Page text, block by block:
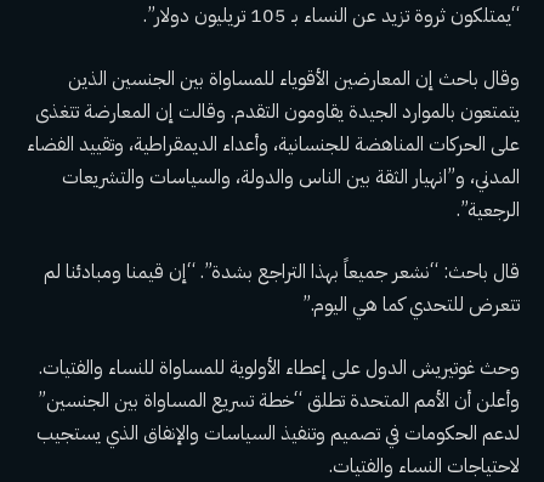
“يمتلكون ثروة تزيد عن النساء بـ 105 تريليون دولار”.
وقال باحث إن المعارضين الأقوياء للمساواة بين الجنسين الذين
يتمتعون بالموارد الجيدة يقاومون التقدم. وقالت إن المعارضة تتغذى
على الحركات المناهضة للجنسانية، وأعداء الديمقراطية، وتقييد الفضاء
المدني، و”انهيار الثقة بين الناس والدولة، والسياسات والتشريعات
الرجعية”.
قال باحث: “نشعر جميعاً بهذا التراجع بشدة”. “إن قيمنا ومبادئنا لم
تتعرض للتحدي كما هي اليوم.”
وحث غوتيريش الدول على إعطاء الأولوية للمساواة للنساء والفتيات.
وأعلن أن الأمم المتحدة تطلق “خطة تسريع المساواة بين الجنسين”
لدعم الحكومات في تصميم وتنفيذ السياسات والإنفاق الذي يستجيب
لاحتياجات النساء والفتيات.